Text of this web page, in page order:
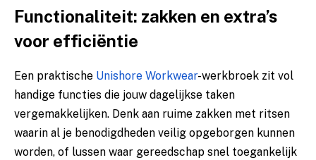
Functionaliteit: zakken en extra’s
voor efficiëntie
Een praktische Unishore Workwear-werkbroek zit vol
handige functies die jouw dagelijkse taken
vergemakkelijken. Denk aan ruime zakken met ritsen
waarin al je benodigdheden veilig opgeborgen kunnen
worden, of lussen waar gereedschap snel toegankelijk